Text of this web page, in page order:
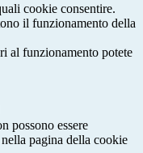
cookie consentire.
il funzionamento della
al funzionamento potete
possono essere
pagina della cookie